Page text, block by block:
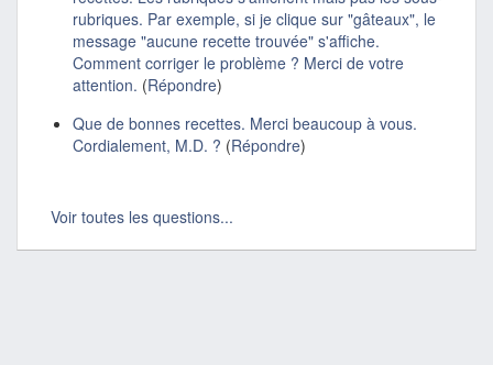
rubriques. Par exemple, si je clique sur "gâteaux", le
message "aucune recette trouvée" s'affiche.
Comment corriger le problème ? Merci de votre
attention. (Répondre)
Que de bonnes recettes. Merci beaucoup à vous.
Cordialement, M.D. ? (Répondre)
Voir toutes les questions...